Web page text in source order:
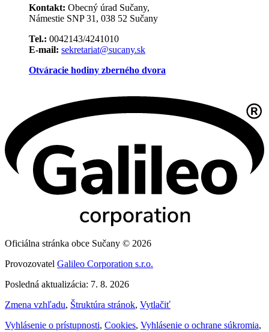
Kontakt: Obecný úrad Sučany,
Námestie SNP 31, 038 52 Sučany
Tel.: 0042143/4241010
E-mail: sekretariat@sucany.sk
Otváracie hodiny zberného dvora
Oficiálna stránka obce Sučany © 2026
Provozovatel Galileo Corporation s.r.o.
Posledná aktualizácia: 7. 8. 2026
Zmena vzhľadu, Štruktúra stránok, Vytlačiť
Vyhlásenie o prístupnosti, Cookies, Vyhlásenie o ochrane súkromia,